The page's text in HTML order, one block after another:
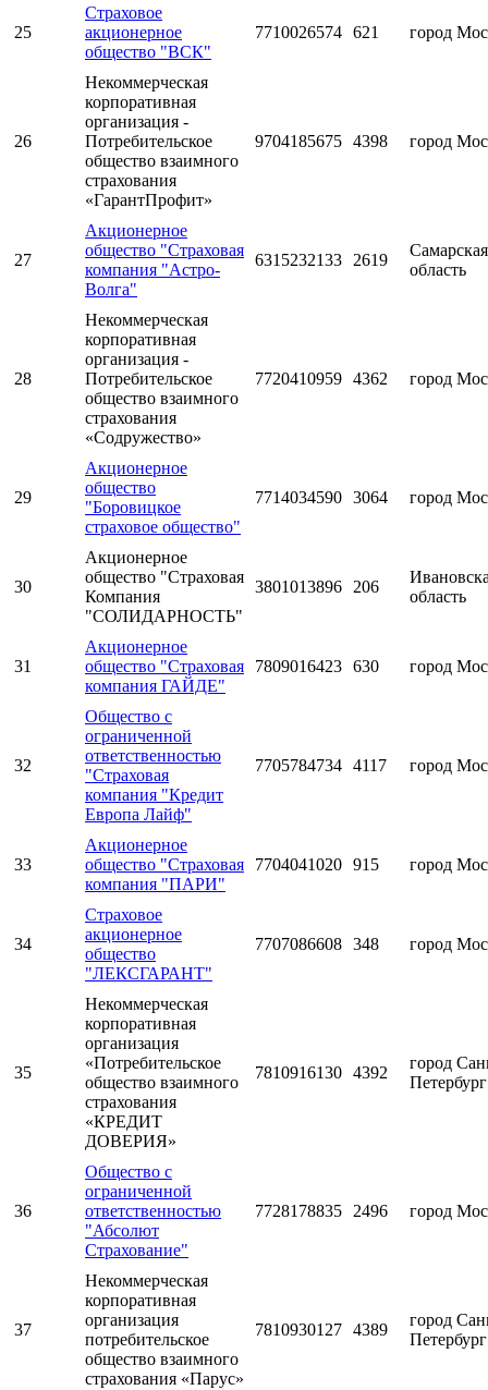
25
Страховое
акционерное
общество "ВСК"
7710026574 621 город
26
Некоммерческая
корпоративная
организация -
Потребительское
общество взаимного
страхования
«ГарантПрофит»
9704185675 4398 город
27
Акционерное
общество "Страховая
компания "Астро-
Волга"
6315232133 2619
Самарская
область
28
Некоммерческая
корпоративная
организация -
Потребительское
общество взаимного
страхования
«Содружество»
7720410959 4362 город
29
Акционерное
общество
"Боровицкое
страховое общество"
7714034590 3064 город
30
Акционерное
общество "Страховая
Компания
"СОЛИДАРНОСТЬ"
3801013896 206
область
31
Акционерное
общество "Страховая
компания ГАЙДЕ"
7809016423 630 город
32
Общество с
ограниченной
ответственностью
"Страховая
компания "Кредит
Европа Лайф"
7705784734 4117 город
33
Акционерное
общество "Страховая
компания "ПАРИ"
7704041020 915 город
34
Страховое
акционерное
общество
"ЛЕКСГАРАНТ"
7707086608 348 город
35
Некоммерческая
корпоративная
организация
«Потребительское
общество взаимного
страхования
«КРЕДИТ
ДОВЕРИЯ»
7810916130 4392
город
Петербург
36
Общество с
ограниченной
ответственностью
"Абсолют
Страхование"
7728178835 2496 город
37
Некоммерческая
корпоративная
организация
потребительское
общество взаимного
страхования «Парус»
7810930127 4389
город
Петербург